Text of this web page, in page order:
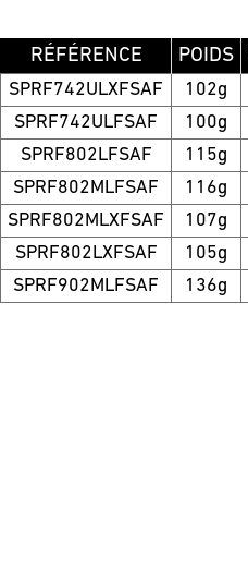
RÉFÉRENCE POIDS
SPRF742ULXFSAF 102g
SPRF742ULFSAF
100g
SPRF802LFSAF
115g
SPRF802MLFSAF
116g
SPRF802MLXFSAF
107g
SPRF802LXFSAF
105g
SPRF902MLFSAF
136g